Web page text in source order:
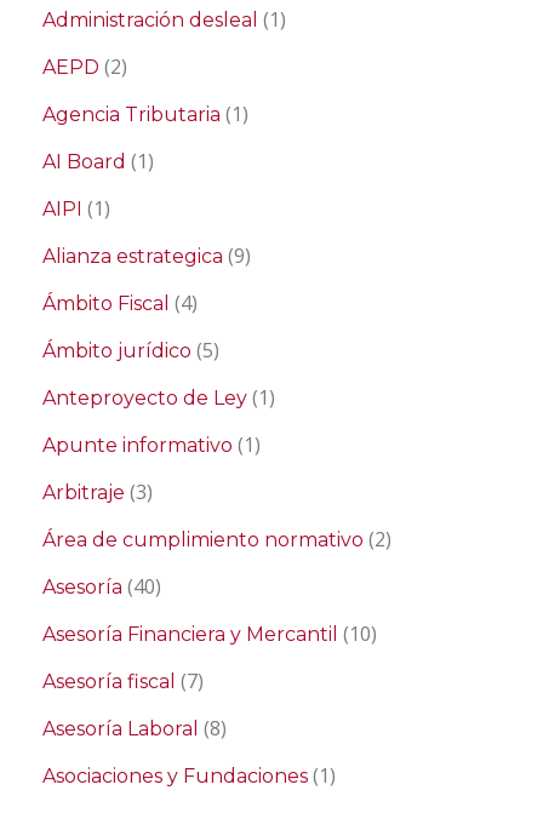
Administración desleal (1)
AEPD (2)
Agencia Tributaria (1)
AI Board (1)
AIPI (1)
Alianza estrategica (9)
Ámbito Fiscal (4)
Ámbito jurídico (5)
Anteproyecto de Ley (1)
Apunte informativo (1)
Arbitraje (3)
Área de cumplimiento normativo (2)
Asesoría (40)
Asesoría Financiera y Mercantil (10)
Asesoría fiscal (7)
Asesoría Laboral (8)
Asociaciones y Fundaciones (1)